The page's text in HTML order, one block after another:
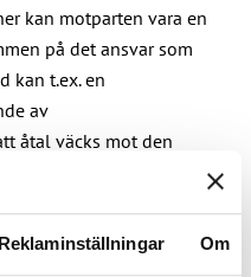
Reklaminställningar Om
kan motparten vara en
på det ansvar som
kan t.ex. en
av
åtal väcks mot den
det i situationer då man
och det övergår till
handikappade också
vid en förlust. Detta